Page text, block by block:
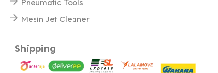
Pneumatic Tools
Mesin Jet Cleaner
Shipping